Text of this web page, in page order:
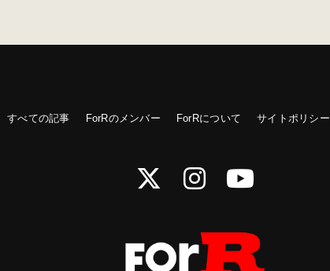
すべての記事 ForRのメンバー ForRについて サイトポリシー